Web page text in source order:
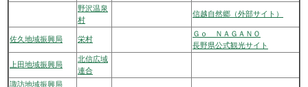
野沢温泉
村
信越自然郷（外部サイト）
佐久地域振興局 栄村
Ｇｏ ＮＡＧＡＮＯ
長野県公式観光サイト
上田地域振興局
北信広域
連合
諏訪地域振興局